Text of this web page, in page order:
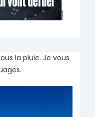
la pluie. Je vous